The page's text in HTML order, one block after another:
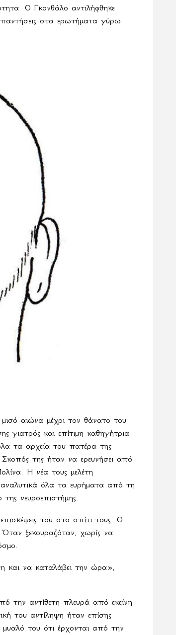
Ο Γκονθάλο αντιλήφθηκε
στα ερωτήματα γύρω
αιώνα μέχρι τον θάνατο του
και επίτιμη καθηγήτρια
τα αρχεία του πατέρα της
Σκοπός της ήταν να ερευνήσει από
Η νέα τους μελέτη
αναλυτικά όλα τα ευρήματα από τη
νευροεπιστήμης.
του στο σπίτι τους. Ο
ξεκουραζόταν, χωρίς να
και να καταλάβει την ώρα»,
την αντίθετη πλευρά από εκείνη
του αντίληψη ήταν επίσης
μυαλό του ότι έρχονται από την